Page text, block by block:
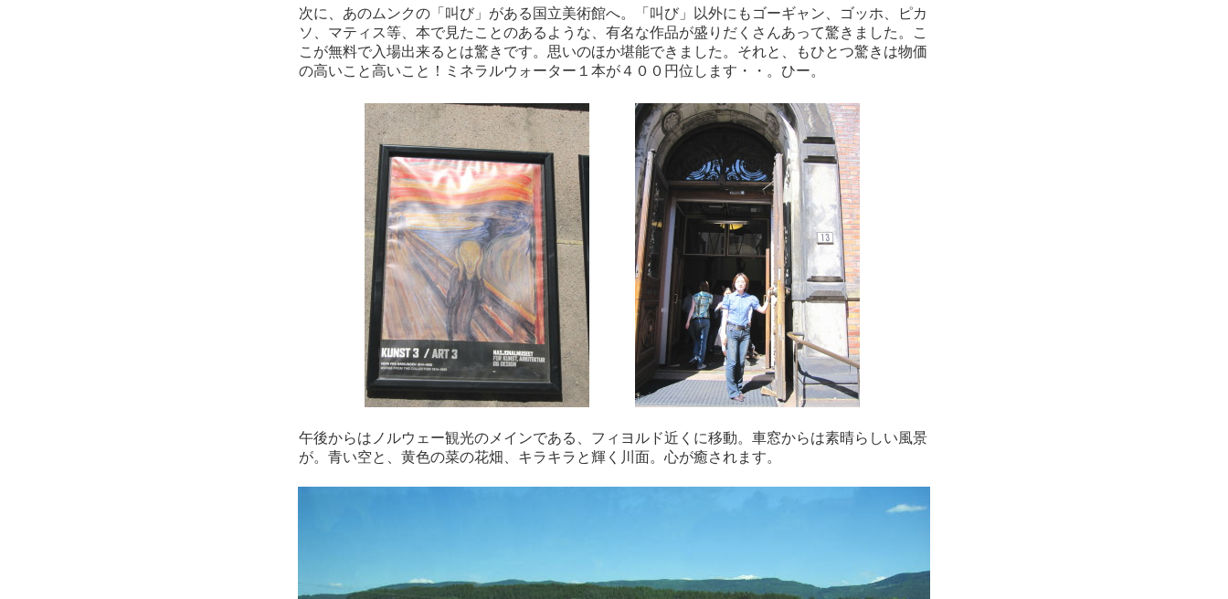
次に、あのムンクの「叫び」がある国立美術館へ。「叫び」以外にもゴーギャン、ゴッホ、ピカ
ソ、マティス等、本で見たことのあるような、有名な作品が盛りだくさんあって驚きました。こ
こが無料で入場出来るとは驚きです。思いのほか堪能できました。それと、もひとつ驚きは物価
の高いこと高いこと！ミネラルウォーター１本が４００円位します・・。ひー。
午後からはノルウェー観光のメインである、フィヨルド近くに移動。車窓からは素晴らしい風景
が。青い空と、黄色の菜の花畑、キラキラと輝く川面。心が癒されます。